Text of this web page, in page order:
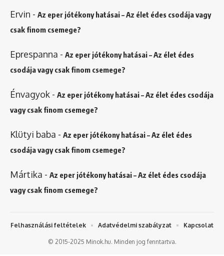
Ervin - Az eper jótékony hatásai – Az élet édes csodája vagy
csak finom csemege?
Eprespanna - Az eper jótékony hatásai – Az élet édes
csodája vagy csak finom csemege?
Énvagyok - Az eper jótékony hatásai – Az élet édes csodája
vagy csak finom csemege?
Klütyi baba - Az eper jótékony hatásai – Az élet édes
csodája vagy csak finom csemege?
Mártika - Az eper jótékony hatásai – Az élet édes csodája
vagy csak finom csemege?
© 2015-2025 Minok.hu. Minden jog fenntartva.
Felhasználási feltételek Adatvédelmi szabályzat Kapcsolat